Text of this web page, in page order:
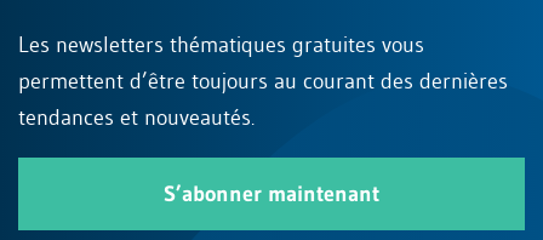
Les newsletters thématiques gratuites vous
permettent d’être toujours au courant des dernières
tendances et nouveautés.
S’abonner maintenant